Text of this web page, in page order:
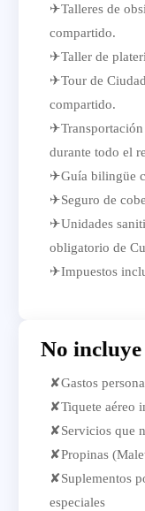
✈Talleres de
compartido.
✈Taller de
✈Tour de
compartido.
✈Transportación
durante todo el
✈Guía bilingüe
✈Seguro de
✈Unidades
obligatorio de
✈Impuestos
No incluye
✘Gastos
✘Tiquete aéreo
✘Servicios que
✘Propinas
✘Suplementos
especiales